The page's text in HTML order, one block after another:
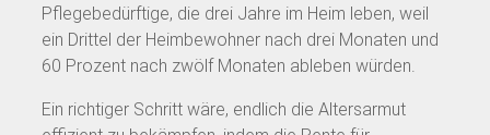
Pflegebedürftige, die drei Jahre im Heim leben, weil
ein Drittel der Heimbewohner nach drei Monaten und
60 Prozent nach zwölf Monaten ableben würden.
Ein richtiger Schritt wäre, endlich die Altersarmut